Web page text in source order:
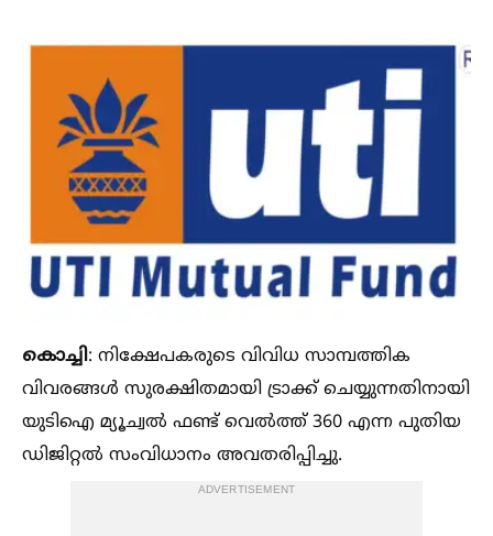
കൊച്ചി: നിക്ഷേപകരുടെ വിവിധ സാമ്പത്തിക
വിവരങ്ങള്‍ സുരക്ഷിതമായി ട്രാക്ക് ചെയ്യുന്നതിനായി
യുടിഐ മ്യൂച്വല്‍ ഫണ്ട് വെല്‍ത്ത് 360 എന്ന പുതിയ
ഡിജിറ്റല്‍ സംവിധാനം അവതരിപ്പിച്ചു.
ADVERTISEMENT